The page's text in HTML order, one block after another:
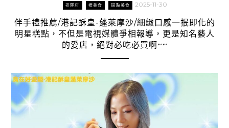
排隊店 搜美食 甜點美食 2025-11-30
伴手禮推薦/港記酥皇-蓬萊摩沙/細緻口感一抿即化的
明星糕點，不但是電視媒體爭相報導，更是知名藝人
的愛店，絕對必吃必買啊~~